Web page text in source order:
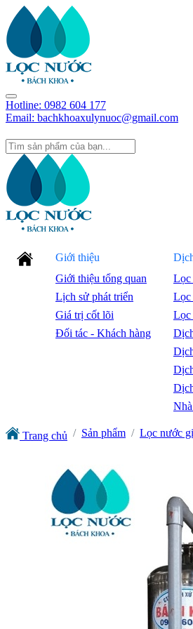
Hotline: 0982 604 177
Email: bachkhoaxulynuoc@gmail.com
Giới thiệu
Giới thiệu tổng quan
Lịch sử phát triển
Giá trị cốt lõi
Đối tác - Khách hàng
Lọc
Lọc
Lọc
Trang chủ Sản phẩm Lọc nước